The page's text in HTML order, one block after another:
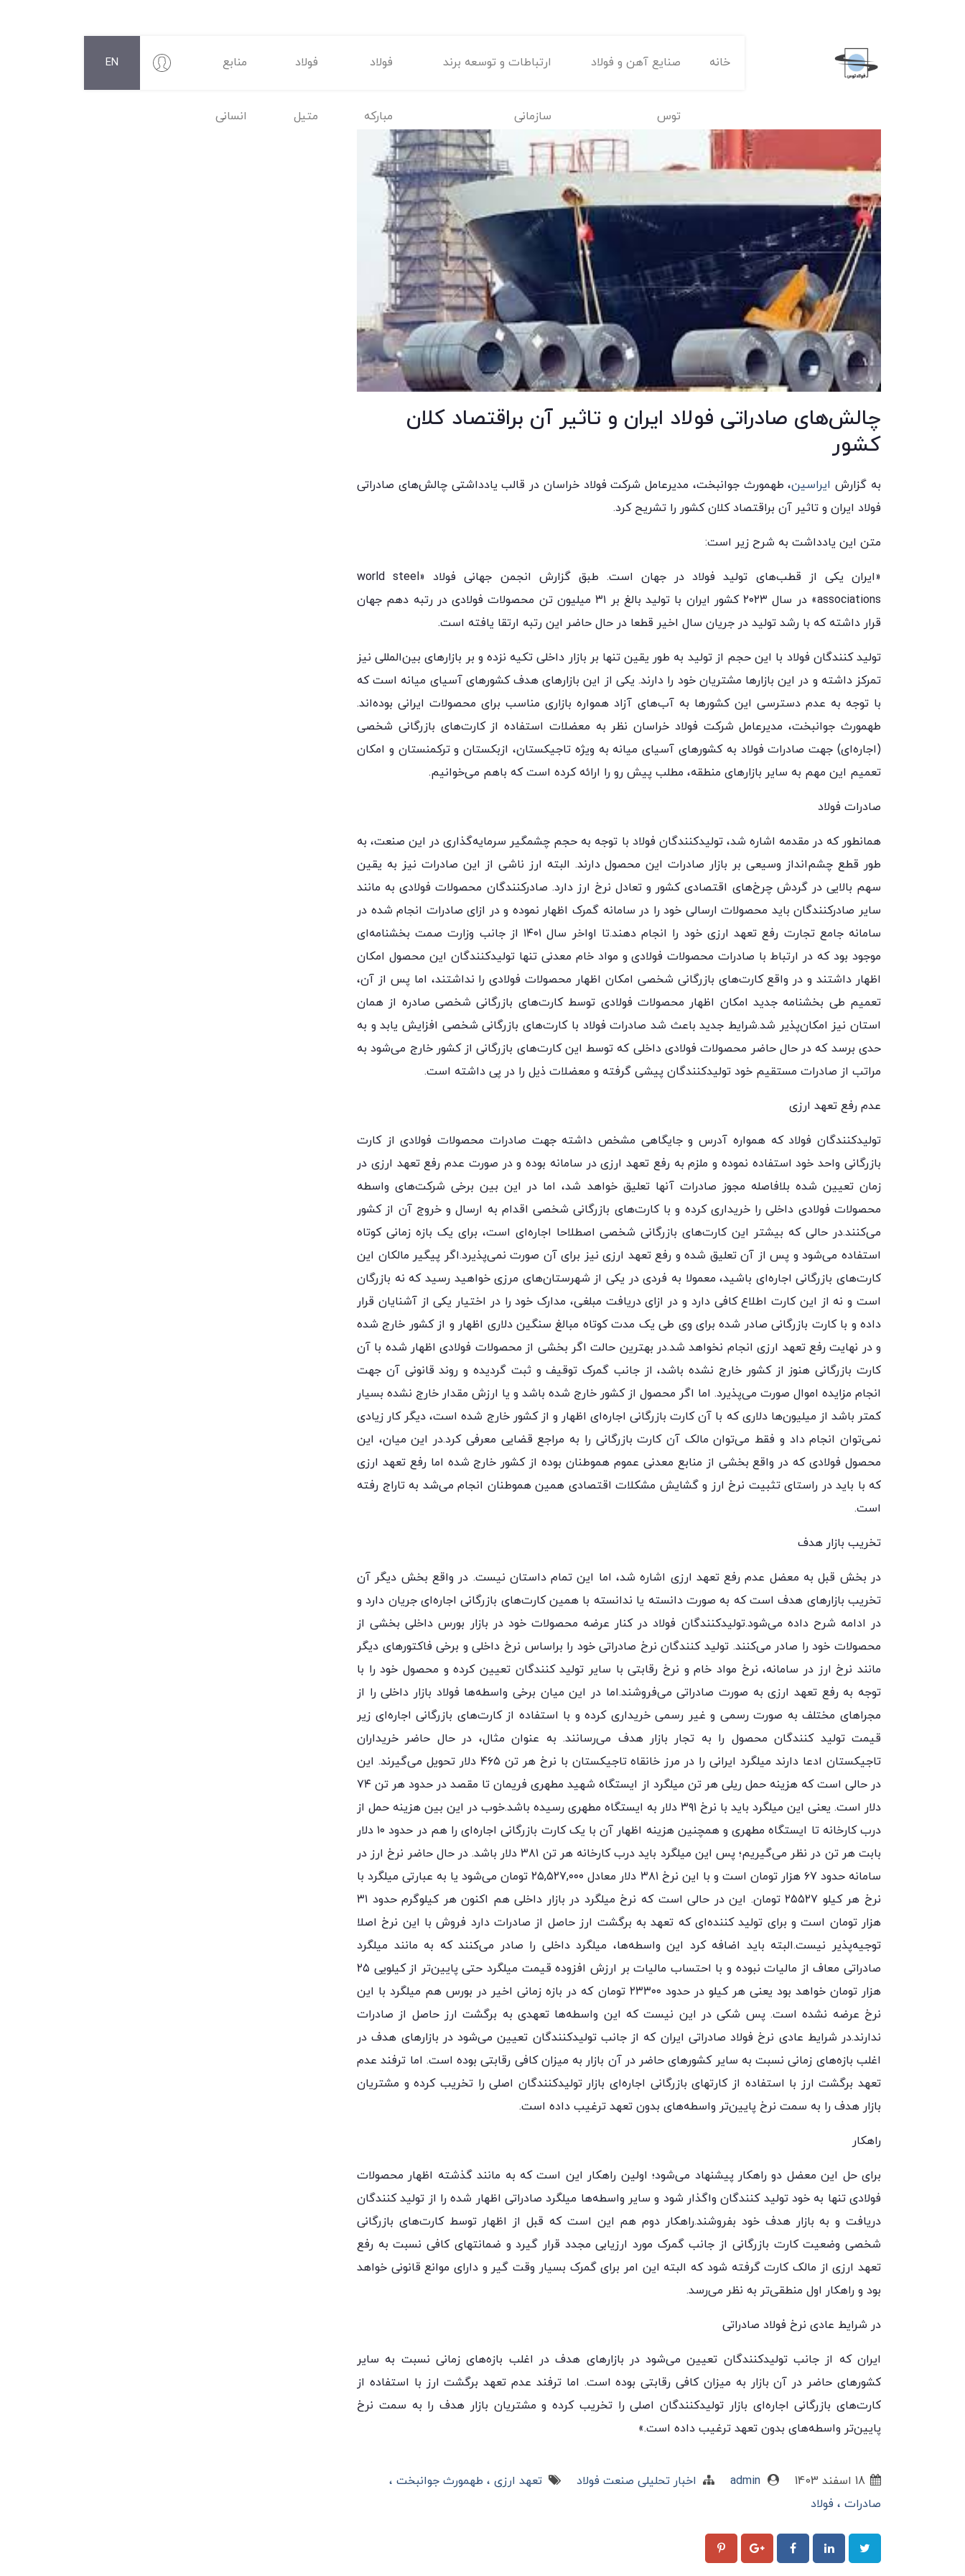
خانه صنایع آهن و فولاد
توس
ارتباطات و توسعه برند
سازمانی
فولاد
مبارکه
فولاد
متیل
منابع
انسانی
EN
چالش‌های صادراتی فولاد ایران و تاثیر آن براقتصاد کلان
کشور
به گزارش ایراسین، طهمورث جوانبخت، مدیرعامل شرکت فولاد خراسان در قالب یادداشتی چالش‌های صادراتی
فولاد ایران و تاثیر آن براقتصاد کلان کشور را تشریح کرد.
متن این یادداشت به شرح زیر است:
«ایران یکی از قطب‌های تولید فولاد در جهان است. طبق گزارش انجمن جهانی فولاد «world steel
associations» در سال ۲۰۲۳ کشور ایران با تولید بالغ بر ۳۱ میلیون تن محصولات فولادی در رتبه دهم جهان
قرار داشته که با رشد تولید در جریان سال اخیر قطعا در حال حاضر این رتبه ارتقا یافته است.
تولید کنندگان فولاد با این حجم از تولید به طور یقین تنها بر بازار داخلی تکیه نزده و بر بازارهای بین‌المللی نیز
تمرکز داشته و در این بازارها مشتریان خود را دارند. یکی از این بازارهای هدف کشورهای آسیای میانه است که
با توجه به عدم دسترسی این کشورها به آب‌های آزاد همواره بازاری مناسب برای محصولات ایرانی بوده‌اند.
طهمورث جوانبخت، مدیرعامل شرکت فولاد خراسان نظر به معضلات استفاده از کارت‌های بازرگانی شخصی
(اجاره‌ای) جهت صادرات فولاد به کشورهای آسیای میانه به ویژه تاجیکستان، ازبکستان و ترکمنستان و امکان
تعمیم این مهم به سایر بازارهای منطقه، مطلب پیش رو را ارائه کرده است که باهم می‌خوانیم.
صادرات فولاد
همانطور که در مقدمه اشاره شد، تولیدکنندگان فولاد با توجه به حجم چشمگیر سرمایه‌گذاری در این صنعت، به
طور قطع چشم‌انداز وسیعی بر بازار صادرات این محصول دارند. البته ارز ناشی از این صادرات نیز به یقین
سهم بالایی در گردش چرخ‌های اقتصادی کشور و تعادل نرخ ارز دارد. صادرکنندگان محصولات فولادی به مانند
سایر صادرکنندگان باید محصولات ارسالی خود را در سامانه گمرک اظهار نموده و در ازای صادرات انجام شده در
سامانه جامع تجارت رفع تعهد ارزی خود را انجام دهند.تا اواخر سال ١۴٠١ از جانب وزارت صمت بخشنامه‌ای
موجود بود که در ارتباط با صادرات محصولات فولادی و مواد خام معدنی تنها تولیدکنندگان این محصول امکان
اظهار داشتند و در واقع کارت‌های بازرگانی شخصی امکان اظهار محصولات فولادی را نداشتند، اما پس از آن،
تعمیم طی بخشنامه جدید امکان اظهار محصولات فولادی توسط کارت‌های بازرگانی شخصی صادره از همان
استان نیز امکان‌پذیر شد.شرایط جدید باعث شد صادرات فولاد با کارت‌های بازرگانی شخصی افزایش یابد و به
حدی برسد که در حال حاضر محصولات فولادی داخلی که توسط این کارت‌های بازرگانی از کشور خارج می‌شود به
مراتب از صادرات مستقیم خود تولیدکنندگان پیشی گرفته و معضلات ذیل را در پی داشته است.
عدم رفع تعهد ارزی
تولیدکنندگان فولاد که همواره آدرس و جایگاهی مشخص داشته جهت صادرات محصولات فولادی از کارت
بازرگانی واحد خود استفاده نموده و ملزم به رفع تعهد ارزی در سامانه بوده و در صورت عدم رفع تعهد ارزی در
زمان تعیین شده بلافاصله مجوز صادرات آنها تعلیق خواهد شد، اما در این بین برخی شرکت‌های واسطه
محصولات فولادی داخلی را خریداری کرده و با کارت‌های بازرگانی شخصی اقدام به ارسال و خروج آن از کشور
می‌کنند.در حالی که بیشتر این کارت‌های بازرگانی شخصی اصطلاحا اجاره‌ای است، برای یک بازه زمانی کوتاه
استفاده می‌شود و پس از آن تعلیق شده و رفع تعهد ارزی نیز برای آن صورت نمی‌پذیرد.اگر پیگیر مالکان این
کارت‌های بازرگانی اجاره‌ای باشید، معمولا به فردی در یکی از شهرستان‌های مرزی خواهید رسید که نه بازرگان
است و نه از این کارت اطلاع کافی دارد و در ازای دریافت مبلغی، مدارک خود را در اختیار یکی از آشنایان قرار
داده و با کارت بازرگانی صادر شده برای وی طی یک مدت کوتاه مبالغ سنگین دلاری اظهار و از کشور خارج شده
و در نهایت رفع تعهد ارزی انجام نخواهد شد.در بهترین حالت اگر بخشی از محصولات فولادی اظهار شده با آن
کارت بازرگانی هنوز از کشور خارج نشده باشد، از جانب گمرک توقیف و ثبت گردیده و روند قانونی آن جهت
انجام مزایده اموال صورت می‌پذیرد. اما اگر محصول از کشور خارج شده باشد و یا ارزش مقدار خارج نشده بسیار
کمتر باشد از میلیون‌ها دلاری که با آن کارت بازرگانی اجاره‌ای اظهار و از کشور خارج شده است، دیگر کار زیادی
نمی‌توان انجام داد و فقط می‌توان مالک آن کارت بازرگانی را به مراجع قضایی معرفی کرد.در این میان، این
محصول فولادی که در واقع بخشی از منابع معدنی عموم هموطنان بوده از کشور خارج شده اما رفع تعهد ارزی
که با باید در راستای تثبیت نرخ ارز و گشایش مشکلات اقتصادی همین هموطنان انجام می‌شد به تاراج رفته
است.
تخریب بازار هدف
در بخش قبل به معضل عدم رفع تعهد ارزی اشاره شد، اما این تمام داستان نیست. در واقع بخش دیگر آن
تخریب بازارهای هدف است که به صورت دانسته یا ندانسته با همین کارت‌های بازرگانی اجاره‌ای جریان دارد و
در ادامه شرح داده می‌شود.تولیدکنندگان فولاد در کنار عرضه محصولات خود در بازار بورس داخلی بخشی از
محصولات خود را صادر می‌کنند. تولید کنندگان نرخ صادراتی خود را براساس نرخ داخلی و برخی فاکتورهای دیگر
مانند نرخ ارز در سامانه، نرخ مواد خام و نرخ رقابتی با سایر تولید کنندگان تعیین کرده و محصول خود را با
توجه به رفع تعهد ارزی به صورت صادراتی می‌فروشند.اما در این میان برخی واسطه‌ها فولاد بازار داخلی را از
مجراهای مختلف به صورت رسمی و غیر رسمی خریداری کرده و با استفاده از کارت‌های بازرگانی اجاره‌ای زیر
قیمت تولید کنندگان محصول را به تجار بازار هدف می‌رسانند. به عنوان مثال، در حال حاضر خریداران
تاجیکستان ادعا دارند میلگرد ایرانی را در مرز خانقاه تاجیکستان با نرخ هر تن ۴۶۵ دلار تحویل می‌گیرند. این
در حالی است که هزینه حمل ریلی هر تن میلگرد از ایستگاه شهید مطهری فریمان تا مقصد در حدود هر تن ٧۴
دلار است. یعنی این میلگرد باید با نرخ ۳۹۱ دلار به ایستگاه مطهری رسیده باشد.خوب در این بین هزینه حمل از
درب کارخانه تا ایستگاه مطهری و همچنین هزینه اظهار آن با یک کارت بازرگانی اجاره‌ای را هم در حدود ۱۰ دلار
بابت هر تن در نظر می‌گیریم؛ پس این میلگرد باید درب کارخانه هر تن ۳۸۱ دلار باشد. در حال حاضر نرخ ارز در
سامانه حدود ۶٧ هزار تومان است و با این نرخ ۳۸۱ دلار معادل ۲۵,۵۲۷,۰۰۰ تومان می‌شود یا به عبارتی میلگرد با
نرخ هر کیلو ٢۵۵٢٧ تومان. این در حالی است که نرخ میلگرد در بازار داخلی هم اکنون هر کیلوگرم حدود ۳۱
هزار تومان است و برای تولید کننده‌ای که تعهد به برگشت ارز حاصل از صادرات دارد فروش با این نرخ اصلا
توجیه‌پذیر نیست.البته باید اضافه کرد این واسطه‌ها، میلگرد داخلی را صادر می‌کنند که به مانند میلگرد
صادراتی معاف از مالیات نبوده و با احتساب مالیات بر ارزش افزوده قیمت میلگرد حتی پایین‌تر از کیلویی ۲۵
هزار تومان خواهد بود یعنی هر کیلو در حدود ۲۳۳۰۰ تومان که در بازه زمانی اخیر در بورس هم میلگرد با این
نرخ عرضه نشده است. پس شکی در این نیست که این واسطه‌ها تعهدی به برگشت ارز حاصل از صادرات
ندارند.در شرایط عادی نرخ فولاد صادراتی ایران که از جانب تولیدکنندگان تعیین می‌شود در بازارهای هدف در
اغلب بازه‌های زمانی نسبت به سایر کشورهای حاضر در آن بازار به میزان کافی رقابتی بوده است. اما ترفند عدم
تعهد برگشت ارز با استفاده از کارتهای بازرگانی اجاره‌ای بازار تولیدکنندگان اصلی را تخریب کرده و مشتریان
بازار هدف را به سمت نرخ پایین‌تر واسطه‌های بدون تعهد ترغیب داده است.
راهکار
برای حل این معضل دو راهکار پیشنهاد می‌شود؛ اولین راهکار این است که به مانند گذشته اظهار محصولات
فولادی تنها به خود تولید کنندگان واگذار شود و سایر واسطه‌ها میلگرد صادراتی اظهار شده را از تولید کنندگان
دریافت و به بازار هدف خود بفروشند.راهکار دوم هم این است که قبل از اظهار توسط کارت‌های بازرگانی
شخصی وضعیت کارت بازرگانی از جانب گمرک مورد ارزیابی مجدد قرار گیرد و ضمانتهای کافی نسبت به رفع
تعهد ارزی از مالک کارت گرفته شود که البته این امر برای گمرک بسیار وقت گیر و دارای موانع قانونی خواهد
بود و راهکار اول منطقی‌تر به نظر می‌رسد.
در شرایط عادی نرخ فولاد صادراتی
ایران که از جانب تولیدکنندگان تعیین می‌شود در بازارهای هدف در اغلب بازه‌های زمانی نسبت به سایر
کشورهای حاضر در آن بازار به میزان کافی رقابتی بوده است. اما ترفند عدم تعهد برگشت ارز با استفاده از
کارت‌های بازرگانی اجاره‌ای بازار تولیدکنندگان اصلی را تخریب کرده و مشتریان بازار هدف را به سمت نرخ
پایین‌تر واسطه‌های بدون تعهد ترغیب داده است.»
admin اخبار تحلیلی صنعت فولاد تعهد ارزی
طهمورث جوانبخت
صادرات
فولاد